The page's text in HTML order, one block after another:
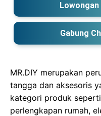
Gabung
MR.DIY merupakan
tangga dan aksesoris
kategori produk
perlengkapan rumah,